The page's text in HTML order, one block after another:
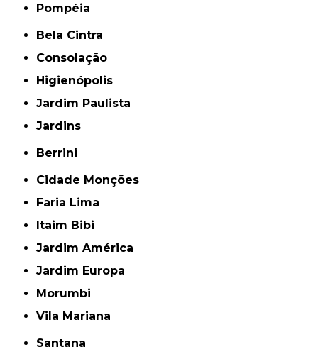
Pompéia
Bela Cintra
Consolação
Higienópolis
Jardim Paulista
Jardins
Berrini
Cidade Monções
Faria Lima
Itaim Bibi
Jardim América
Jardim Europa
Morumbi
Vila Mariana
Santana